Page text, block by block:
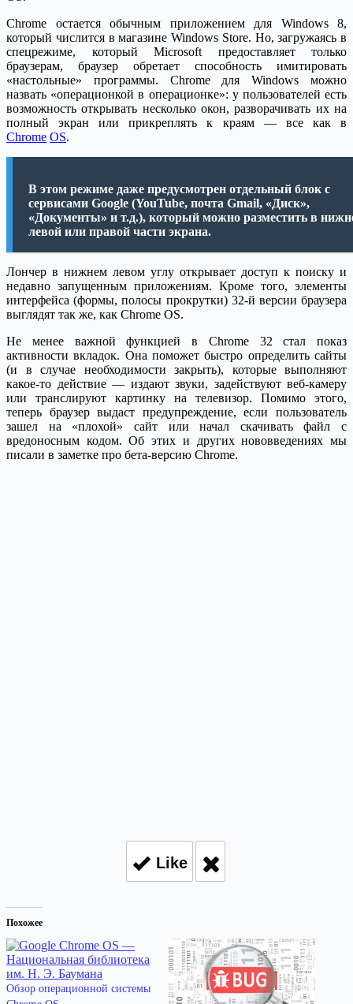
Chrome остается обычным приложением для Windows 8,
который числится в магазине Windows Store. Но, загружаясь в
спецрежиме, который Microsoft предоставляет только
браузерам, браузер обретает способность имитировать
«настольные» программы. Chrome для Windows можно
назвать «операционкой в операционке»: у пользователей есть
возможность открывать несколько окон, разворачивать их на
полный экран или прикреплять к краям — все как в
Chrome OS.
В этом режиме даже предусмотрен отдельный блок с
сервисами Google (YouTube, почта Gmail, «Диск»,
«Документы» и т.д.), который можно разместить в
левой или правой части экрана.
Лончер в нижнем левом углу открывает доступ к поиску и
недавно запущенным приложениям. Кроме того, элементы
интерфейса (формы, полосы прокрутки) 32-й версии браузера
выглядят так же, как Chrome OS.
Не менее важной функцией в Chrome 32 стал показ
активности вкладок. Она поможет быстро определить сайты
(и в случае необходимости закрыть), которые выполняют
какое-то действие — издают звуки, задействуют веб-камеру
или транслируют картинку на телевизор. Помимо этого,
теперь браузер выдаст предупреждение, если пользователь
зашел на «плохой» сайт или начал скачивать файл с
вредоносным кодом. Об этих и других нововведениях мы
писали в заметке про бета-версию Chrome.
Like
Похожее
Обзор операционной системы